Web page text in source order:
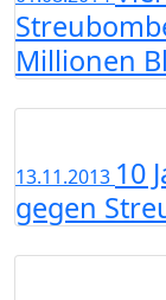
Millionen
13.11.2013 10
gegen